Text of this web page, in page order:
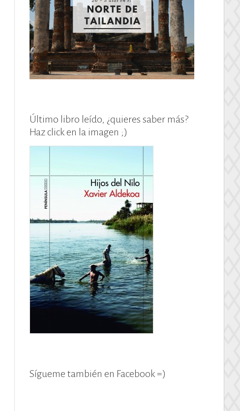
Último libro leído, ¿quieres saber más?
Haz click en la imagen ;)
Sígueme también en Facebook =)